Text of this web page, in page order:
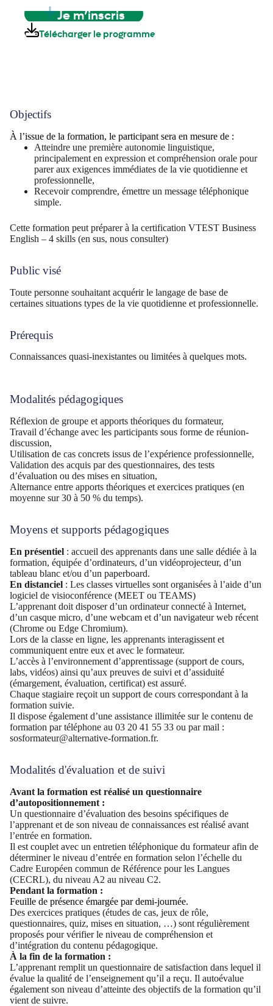
Je m’inscris
Télécharger le programme
Objectifs
À l’issue de la formation, le participant sera en mesure de :
Atteindre une première autonomie linguistique,
principalement en expression et compréhension orale pour
parer aux exigences immédiates de la vie quotidienne et
professionnelle,
Recevoir comprendre, émettre un message téléphonique
simple.
Cette formation peut préparer à la certification VTEST Business
English – 4 skills (en sus, nous consulter)
Public visé
Toute personne souhaitant acquérir le langage de base de
certaines situations types de la vie quotidienne et professionnelle.
Prérequis
Connaissances quasi-inexistantes ou limitées à quelques mots.
Modalités pédagogiques
Réflexion de groupe et apports théoriques du formateur,
Travail d’échange avec les participants sous forme de réunion-
discussion,
Utilisation de cas concrets issus de l’expérience professionnelle,
Validation des acquis par des questionnaires, des tests
d’évaluation ou des mises en situation,
Alternance entre apports théoriques et exercices pratiques (en
moyenne sur 30 à 50 % du temps).
Moyens et supports pédagogiques
En présentiel : accueil des apprenants dans une salle dédiée à la
formation, équipée d’ordinateurs, d’un vidéoprojecteur, d’un
tableau blanc et/ou d’un paperboard.
En distanciel : Les classes virtuelles sont organisées à l’aide d’un
logiciel de visioconférence (MEET ou TEAMS)
L’apprenant doit disposer d’un ordinateur connecté à Internet,
d’un casque micro, d’une webcam et d’un navigateur web récent
(Chrome ou Edge Chromium).
Lors de la classe en ligne, les apprenants interagissent et
communiquent entre eux et avec le formateur.
L’accès à l’environnement d’apprentissage (support de cours,
labs, vidéos) ainsi qu’aux preuves de suivi et d’assiduité
(émargement, évaluation, certificat) est assuré.
Chaque stagiaire reçoit un support de cours correspondant à la
formation suivie.
Il dispose également d’une assistance illimitée sur le contenu de
formation par téléphone au 03 20 41 55 33 ou par mail :
sosformateur@alternative-formation.fr.
Modalités d'évaluation et de suivi
Avant la formation est réalisé un questionnaire
d’autopositionnement :
Un questionnaire d’évaluation des besoins spécifiques de
l’apprenant et de son niveau de connaissances est réalisé avant
l’entrée en formation.
Il est couplet avec un entretien téléphonique du formateur afin de
déterminer le niveau d’entrée en formation selon l’échelle du
Cadre Européen commun de Référence pour les Langues
(CECRL), du niveau A2 au niveau C2.
Pendant la formation :
Feuille de présence émargée par demi-journée.
Des exercices pratiques (études de cas, jeux de rôle,
questionnaires, quiz, mises en situation, …) sont régulièrement
proposés pour vérifier le niveau de compréhension et
d’intégration du contenu pédagogique.
À la fin de la formation :
L’apprenant remplit un questionnaire de satisfaction dans lequel il
évalue la qualité de l’enseignement qu’il a reçu. Il autoévalue
également son niveau d’atteinte des objectifs de la formation qu’il
vient de suivre.